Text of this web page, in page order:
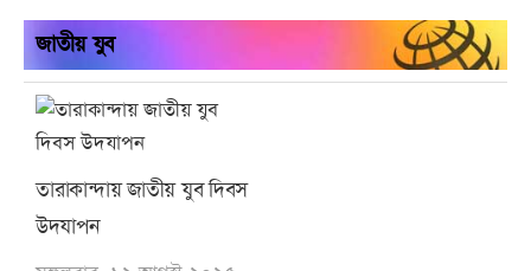
জাতীয় যুব
তারাকান্দায় জাতীয় যুব দিবস
উদযাপন